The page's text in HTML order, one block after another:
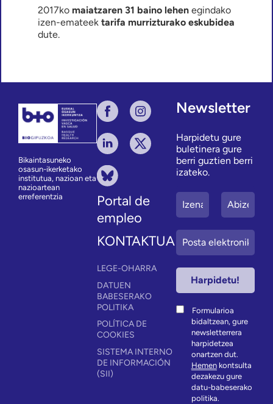
2017ko maiatzaren 31 baino lehen egindako
izen-emateek tarifa murrizturako eskubidea
dute.
Bikaintasuneko
osasun-ikerketako
institutua, nazioan eta
nazioartean
erreferentzia
Portal de
empleo
KONTAKTUA
LEGE-OHARRA
DATUEN
BABESERAKO
POLITIKA
POLÍTICA DE
COOKIES
SISTEMA INTERNO
DE INFORMACIÓN
(SII)
Newsletter
Harpidetu gure
buletinera gure
berri guztien berri
izateko.
Formularioa
bidaltzean, gure
newsletterrera
harpidetzea
onartzen dut.
Hemenkontsulta
dezakezu gure
datu-babeserako
politika.